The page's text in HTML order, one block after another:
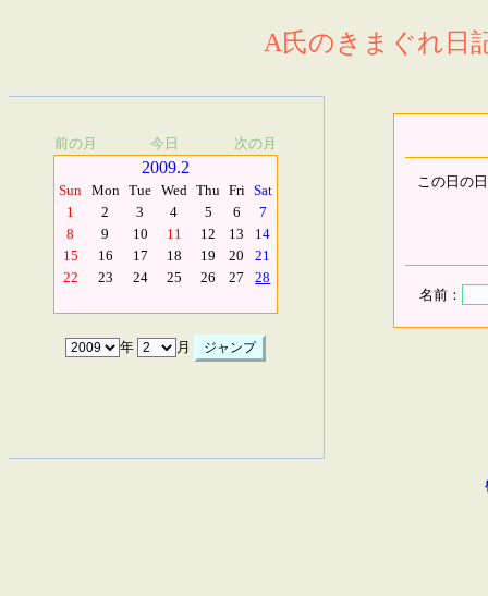
A氏のきまぐれ日
前の月 今日 次の月
2009.2
Sun Mon Tue Wed Thu Fri Sat
1
2 3 4 5 6
7
8
9 10 11 12 13
14
15
16 17 18 19 20
21
22
23 24 25 26 27 28
年 月
この日の
名前：